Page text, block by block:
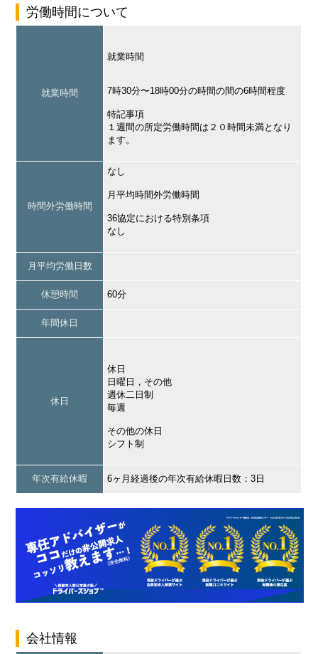
労働時間について
就業時間
就業時間
7時30分〜18時00分の時間の間の6時間程度
特記事項
１週間の所定労働時間は２０時間未満となり
ます。
時間外労働時間
なし
月平均時間外労働時間
36協定における特別条項
なし
月平均労働日数
休憩時間 60分
年間休日
休日
休日
日曜日，その他
週休二日制
毎週
その他の休日
シフト制
年次有給休暇 6ヶ月経過後の年次有給休暇日数：3日
会社情報